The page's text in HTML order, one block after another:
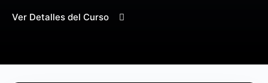
Ver Detalles del Curso